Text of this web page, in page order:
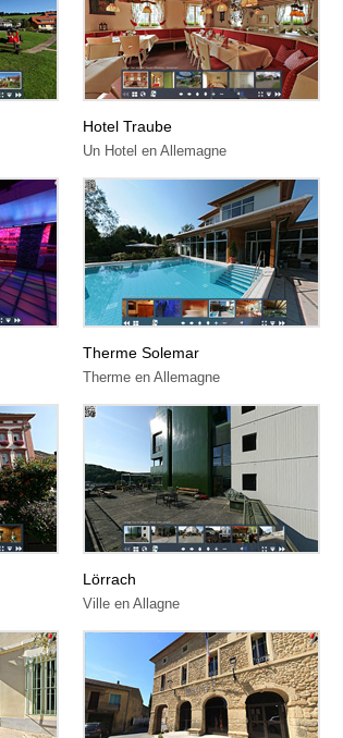
Hotel Traube
Un Hotel en Allemagne
Therme Solemar
Therme en Allemagne
Lörrach
Ville en Allagne